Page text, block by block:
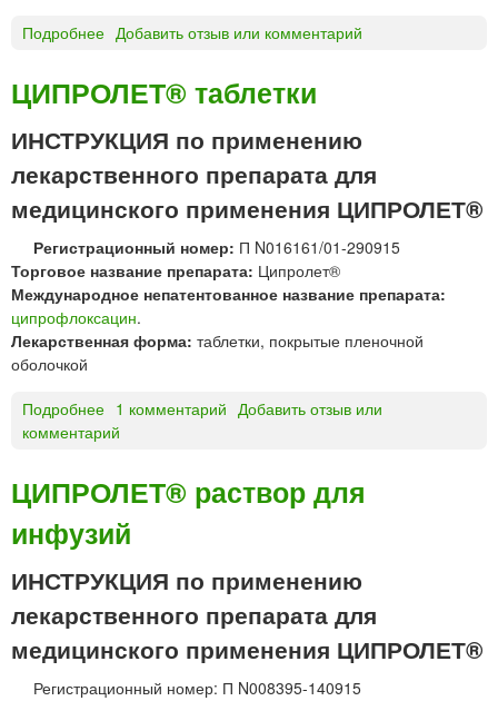
н
у
з
й
Х
э
б
э
й
Подробнее
П
О
Ф
О
К
С
А
Ц
И
п
г
а
з
н
ы
и
у
Добавить отзыв или комментарий
ЦИПРОЛЕТ® таблетки
ИНСТРУКЦИЯ по применению
лекарственного препарата для
медицинского применения ЦИПРОЛЕТ®
Регистрационный номер: П N016161/01-290915
Торговое название препарата: Ципролет®
Международное непатентованное название препарата:
ципрофлоксацин.
Лекарственная форма: таблетки, покрытые пленочной
оболочкой
Подробнее
Ц
Р
О
Л
Е
Т
®
т
а
б
1 комментарий Добавить отзыв или
комментарий
ЦИПРОЛЕТ® раствор для
инфузий
ИНСТРУКЦИЯ по применению
лекарственного препарата для
медицинского применения ЦИПРОЛЕТ®
Регистрационный номер: П N008395-140915